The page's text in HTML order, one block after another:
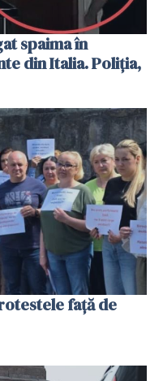
spaima în
din Italia. Poliția,
faţă de